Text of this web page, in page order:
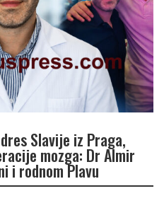
Slavije iz Praga,
mozga: Dr Almir
i rodnom Plavu